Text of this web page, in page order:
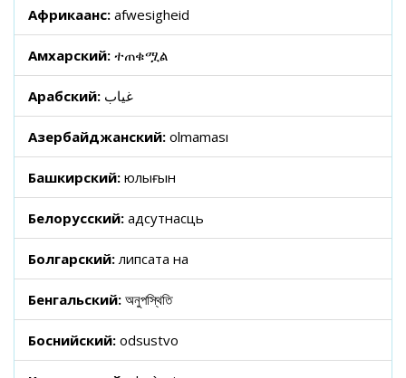
Африкаанс: afwesigheid
Амхарский: ተጠቁሟል
Арабский: غياب
Азербайджанский: olmaması
Башкирский: юҡлығын
Белорусский: адсутнасць
Болгарский:липсата на
Бенгальский: অনুপস্থিতি
Боснийский: odsustvo